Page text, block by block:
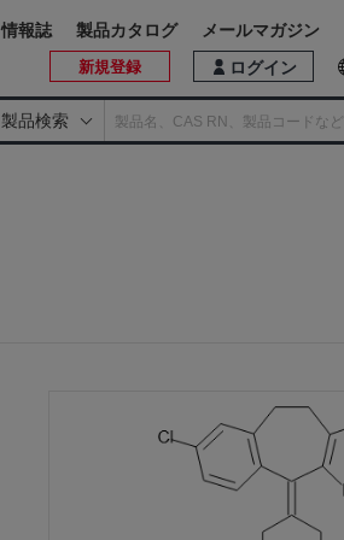
製品検索
ログイン
新規登録
情報誌 製品カタログ メールマガジン